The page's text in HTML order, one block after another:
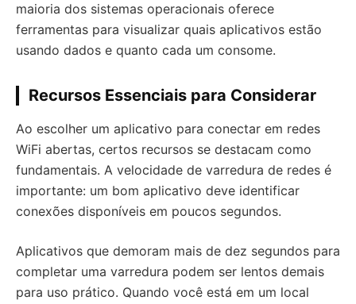
maioria dos sistemas operacionais oferece
ferramentas para visualizar quais aplicativos estão
usando dados e quanto cada um consome.
Recursos Essenciais para Considerar
Ao escolher um aplicativo para conectar em redes
WiFi abertas, certos recursos se destacam como
fundamentais. A velocidade de varredura de redes é
importante: um bom aplicativo deve identificar
conexões disponíveis em poucos segundos.
Aplicativos que demoram mais de dez segundos para
completar uma varredura podem ser lentos demais
para uso prático. Quando você está em um local